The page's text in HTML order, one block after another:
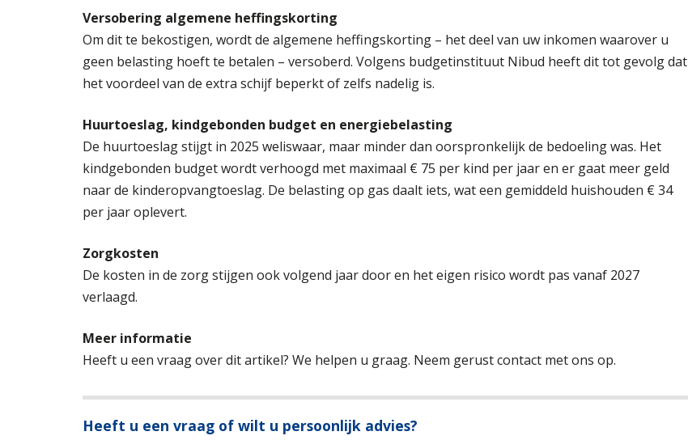
Versobering algemene heffingskorting
Om dit te bekostigen, wordt de algemene heffingskorting – het deel van uw inkomen waarover u
geen belasting hoeft te betalen – versoberd. Volgens budgetinstituut Nibud heeft dit tot gevolg dat
het voordeel van de extra schijf beperkt of zelfs nadelig is.
Huurtoeslag, kindgebonden budget en energiebelasting
De huurtoeslag stijgt in 2025 weliswaar, maar minder dan oorspronkelijk de bedoeling was. Het
kindgebonden budget wordt verhoogd met maximaal € 75 per kind per jaar en er gaat meer geld
naar de kinderopvangtoeslag. De belasting op gas daalt iets, wat een gemiddeld huishouden € 34
per jaar oplevert.
Zorgkosten
De kosten in de zorg stijgen ook volgend jaar door en het eigen risico wordt pas vanaf 2027
verlaagd.
Meer informatie
Heeft u een vraag over dit artikel? We helpen u graag. Neem gerust contact met ons op.
Heeft u een vraag of wilt u persoonlijk advies?